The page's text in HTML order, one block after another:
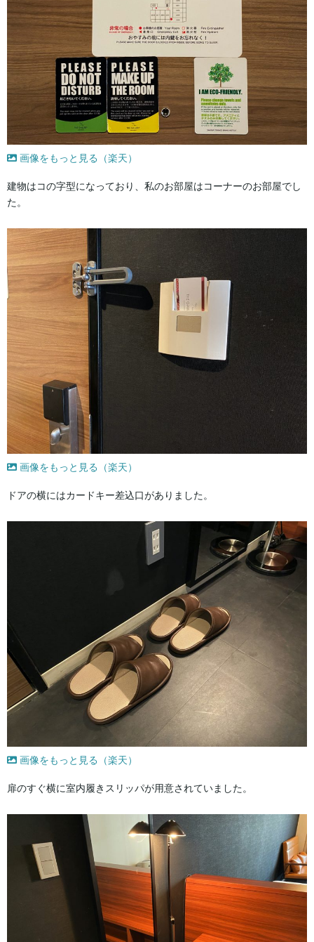
画像をもっと見る（楽天）
建物はコの字型になっており、私のお部屋はコーナーのお部屋でし
た。
画像をもっと見る（楽天）
ドアの横にはカードキー差込口がありました。
画像をもっと見る（楽天）
扉のすぐ横に室内履きスリッパが用意されていました。